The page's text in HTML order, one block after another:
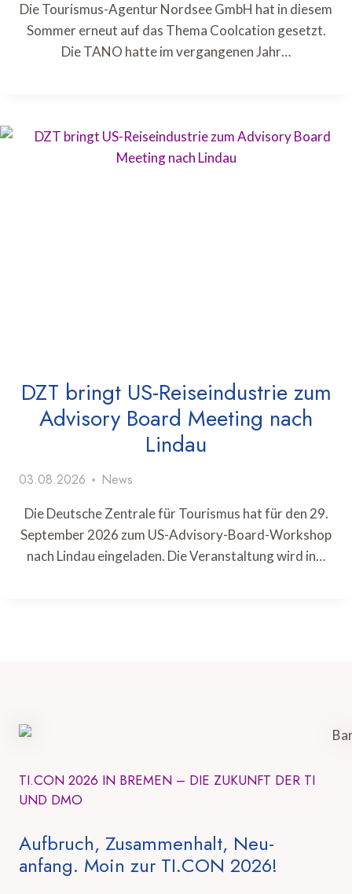
Die Tourismus-Agentur Nordsee GmbH hat in diesem
Sommer erneut auf das Thema Coolcation gesetzt.
Die TANO hatte im vergangenen Jahr…
DZT bringt US-Reiseindustrie zum
Advisory Board Meeting nach
Lindau
03.08.2026 News
Die Deutsche Zentrale für Tourismus hat für den 29.
September 2026 zum US-Advisory-Board-Workshop
nach Lindau eingeladen. Die Veranstaltung wird in…
TI.CON 2026 IN BREMEN – DIE ZUKUNFT DER TI
UND DMO
Aufbruch, Zusammenhalt, Neu-
anfang. Moin zur TI.CON 2026!